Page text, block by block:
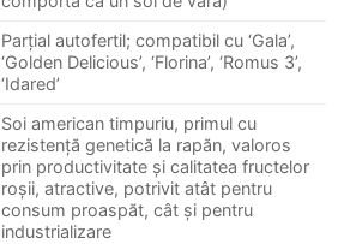
Parțial autofertil; compatibil cu ‘Gala’,
‘Golden Delicious’, ‘Florina’, ‘Romus 3’,
‘Idared’
Soi american timpuriu, primul cu
rezistență genetică la rapăn, valoros
prin productivitate și calitatea fructelor
roșii, atractive, potrivit atât pentru
consum proaspăt, cât și pentru
industrializare